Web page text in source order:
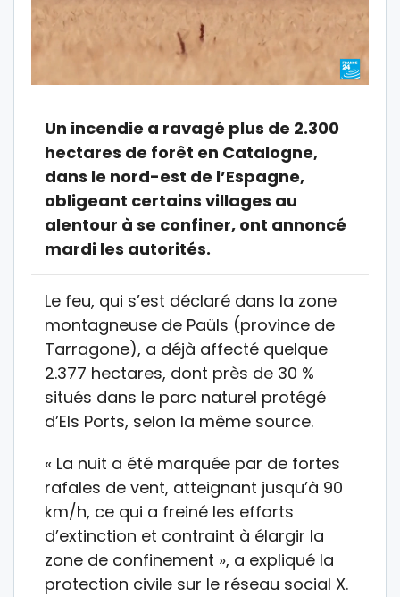
Un incendie a ravagé plus de 2.300
hectares de forêt en Catalogne,
dans le nord-est de l’Espagne,
obligeant certains villages au
alentour à se confiner, ont annoncé
mardi les autorités.
Le feu, qui s’est déclaré dans la zone
montagneuse de Paüls (province de
Tarragone), a déjà affecté quelque
2.377 hectares, dont près de 30 %
situés dans le parc naturel protégé
d’Els Ports, selon la même source.
« La nuit a été marquée par de fortes
rafales de vent, atteignant jusqu’à 90
km/h, ce qui a freiné les efforts
d’extinction et contraint à élargir la
zone de confinement », a expliqué la
protection civile sur le réseau social X.